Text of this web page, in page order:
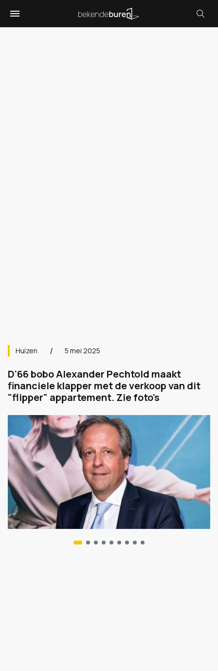
Huizen 5 mei 2025
D'66 bobo Alexander Pechtold maakt
financiele klapper met de verkoop van dit
"flipper" appartement. Zie foto's